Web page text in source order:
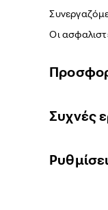
Οι
Συχνές